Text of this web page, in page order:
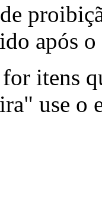
após o
for itens
use o